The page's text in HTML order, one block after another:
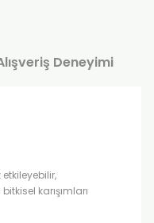
Deneyimi
karışımları